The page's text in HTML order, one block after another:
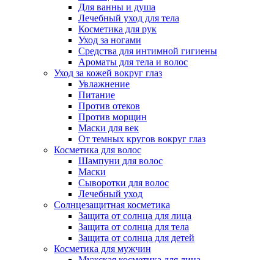
Для ванны и душа
Лечебный уход для тела
Косметика для рук
Уход за ногами
Средства для интимной гигиены
Ароматы для тела и волос
Уход за кожей вокруг глаз
Увлажнение
Питание
Против отеков
Против морщин
Маски для век
От темных кругов вокруг глаз
Косметика для волос
Шампуни для волос
Маски
Сыворотки для волос
Лечебный уход
Солнцезащитная косметика
Защита от солнца для лица
Защита от солнца для тела
Защита от солнца для детей
Косметика для мужчин